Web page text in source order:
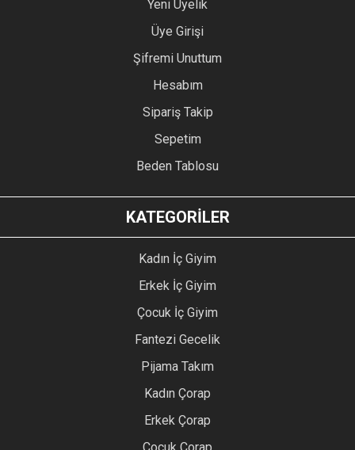
Yeni Üyelik
Üye Girişi
Şifremi Unuttum
Hesabım
Sipariş Takip
Sepetim
Beden Tablosu
KATEGORİLER
Kadın İç Giyim
Erkek İç Giyim
Çocuk İç Giyim
Fantezi Gecelik
Pijama Takım
Kadın Çorap
Erkek Çorap